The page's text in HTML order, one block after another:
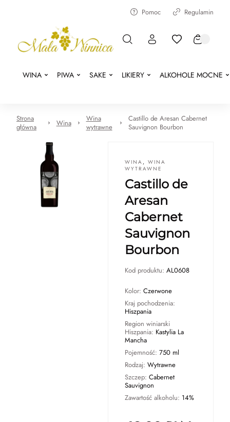
Pomoc Regulamin
WINA PIWA SAKE LIKIERY ALKOHOLE MOCNE
Strona
główna
Wina
Wina
wytrawne
Castillo de Aresan Cabernet
Sauvignon Bourbon
WINA , WINA
WYTRAWNE
Castillo de
Aresan
Cabernet
Sauvignon
Bourbon
Kod produktu: AL0608
Kolor: Czerwone
Kraj pochodzenia:
Hiszpania
Region winiarski
Hiszpania: Kastylia La
Mancha
Pojemność: 750 ml
Rodzaj: Wytrawne
Szczep: Cabernet
Sauvignon
Zawartość alkoholu: 14%